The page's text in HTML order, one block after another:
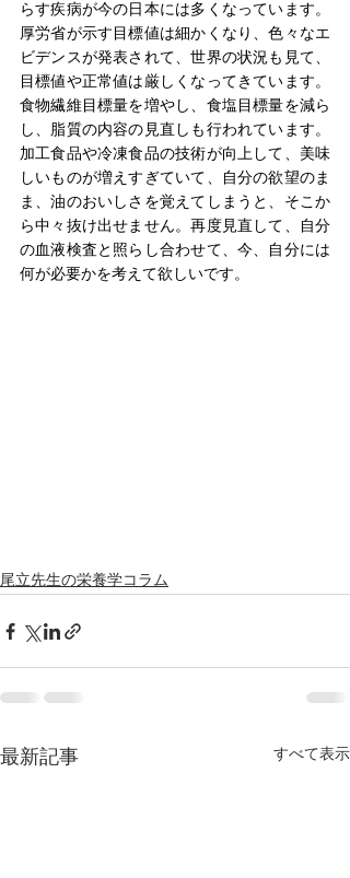
らす疾病が今の日本には多くなっています。
厚労省が示す目標値は細かくなり、色々なエ
ビデンスが発表されて、世界の状況も見て、
目標値や正常値は厳しくなってきています。
食物繊維目標量を増やし、食塩目標量を減ら
し、脂質の内容の見直しも行われています。
加工食品や冷凍食品の技術が向上して、美味
しいものが増えすぎていて、自分の欲望のま
ま、油のおいしさを覚えてしまうと、そこか
ら中々抜け出せません。再度見直して、自分
の血液検査と照らし合わせて、今、自分には
何が必要かを考えて欲しいです。
尾立先生の栄養学コラム
最新記事 すべて表示